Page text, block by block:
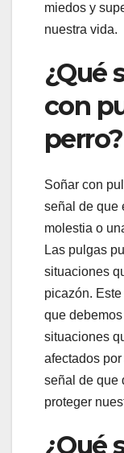
miedos y
nuestra vida.
¿Qué
con
perro?
Soñar con
señal de que
molestia o
Las pulgas
situaciones
picazón.
que
situaciones
afectados
señal de que
proteger
¿Qué